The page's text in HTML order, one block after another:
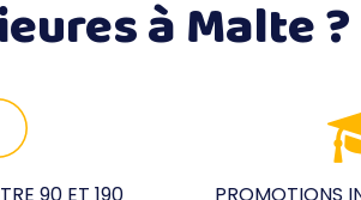
à Malte ?